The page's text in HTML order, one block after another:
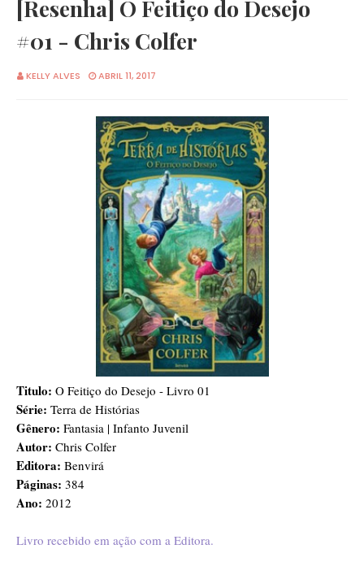
[Resenha] O Feitiço do Desejo
#01 - Chris Colfer
KELLY ALVES ABRIL 11, 2017
Titulo: O Feitiço do Desejo - Livro 01
Série: Terra de Histórias
Gênero: Fantasia | Infanto Juvenil
Autor: Chris Colfer
Editora: Benvirá
Páginas: 384
Ano: 2012
Livro recebido em ação com a Editora.